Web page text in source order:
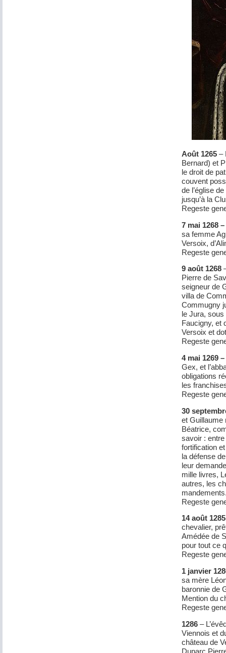
Août 1265 –
Bernard) et
le droit de
couvent
de l’église
jusqu’à la
Regeste
7 mai 1268 –
sa femme
Versoix,
Regeste
9 août 1268
Pierre de
seigneur de
villa de
Commugny
le Jura, sous
Faucigny, et
Versoix et
Regeste
4 mai 1269 –
Gex, et
obligations
les
Regeste
30
et Guillaume
Béatrice,
savoir :
fortification
la défense
leur
mille livres,
autres, les
Regeste
14 août 1285
chevalier,
Amédée de
pour tout ce
Regeste
1 janvier
sa mère
baronnie de
Mention du
Regeste
1286 –
Viennois et
château de
Duparc